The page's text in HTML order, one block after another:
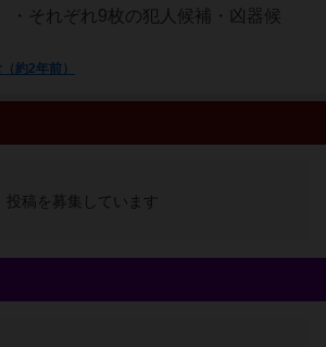
・それぞれ9枚の犯人候補・凶器候
約2年前）
投稿を募集しています